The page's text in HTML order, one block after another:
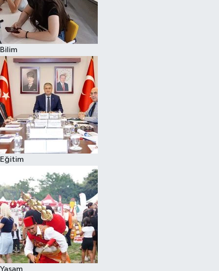
Bilim
Eğitim
Yaşam